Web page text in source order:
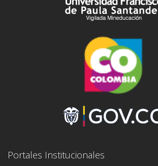
Portales Institucionales